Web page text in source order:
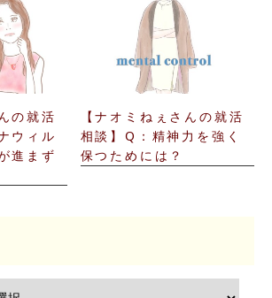
の就活
ウィル
進まず
【ナオミねぇさんの就活
相談】Q：精神力を強く
保つためには？